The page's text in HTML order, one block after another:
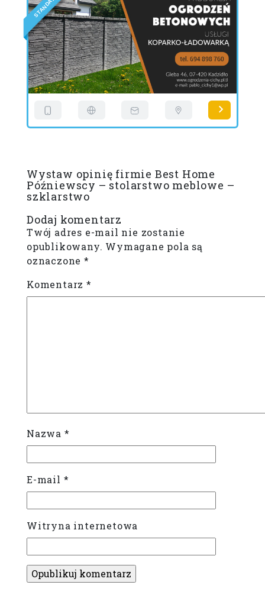
STANDA
Wystaw opinię firmie Best Home
Późniewscy – stolarstwo meblowe –
szklarstwo
Dodaj komentarz
Twój adres e-mail nie zostanie
opublikowany. Wymagane pola są
oznaczone*
Komentarz*
Nazwa *
E-mail *
Witryna internetowa